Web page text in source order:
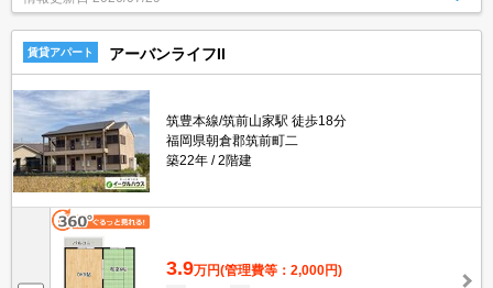
賃貸アパート アーバンライフII
筑豊本線/筑前山家駅 徒歩18分
福岡県朝倉郡筑前町二
築22年
2階建
3.9万円(管理費等：2,000円)